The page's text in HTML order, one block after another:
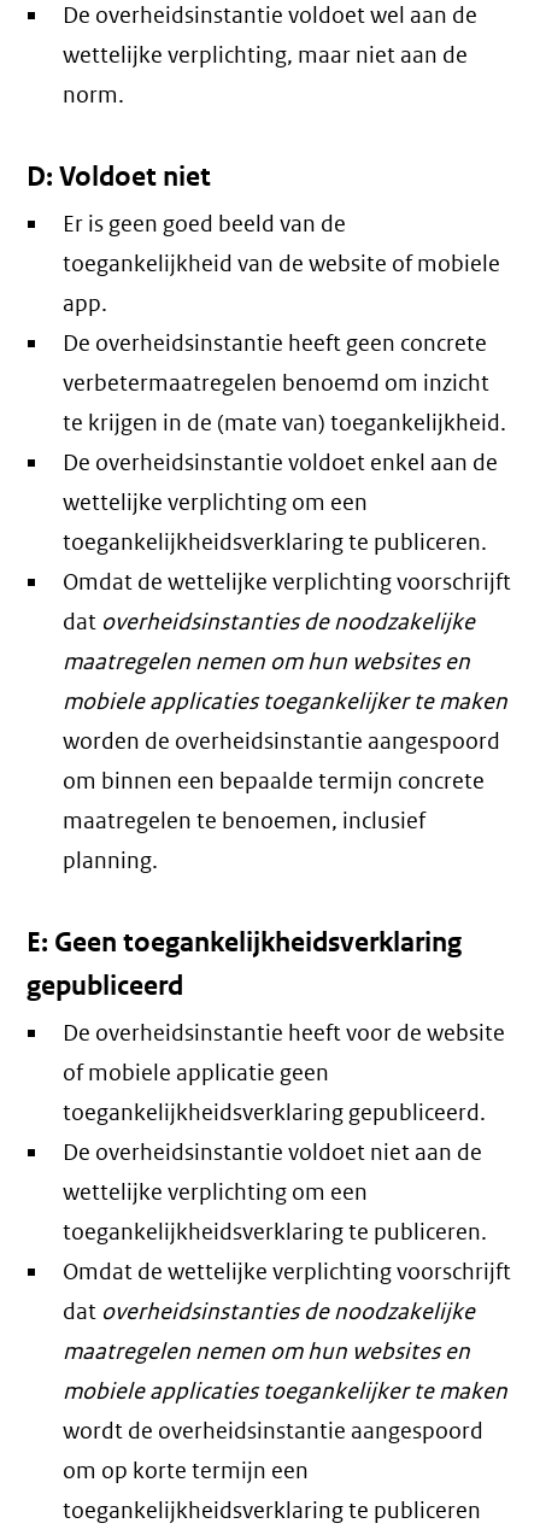
De overheidsinstantie voldoet wel aan de
wettelijke verplichting, maar niet aan de
norm.
D: Voldoet niet
Er is geen goed beeld van de
toegankelijkheid van de website of mobiele
app.
De overheidsinstantie heeft geen concrete
verbetermaatregelen benoemd om inzicht
te krijgen in de (mate van) toegankelijkheid.
De overheidsinstantie voldoet enkel aan de
wettelijke verplichting om een
toegankelijkheidsverklaring te publiceren.
Omdat de wettelijke verplichting voorschrijft
dat overheidsinstanties de noodzakelijke
maatregelen nemen om hun websites en
mobiele applicaties toegankelijker te maken
worden de overheidsinstantie aangespoord
om binnen een bepaalde termijn concrete
maatregelen te benoemen, inclusief
planning.
E: Geen toegankelijkheidsverklaring
gepubliceerd
De overheidsinstantie heeft voor de website
of mobiele applicatie geen
toegankelijkheidsverklaring gepubliceerd.
De overheidsinstantie voldoet niet aan de
wettelijke verplichting om een
toegankelijkheidsverklaring te publiceren.
Omdat de wettelijke verplichting voorschrijft
dat overheidsinstanties de noodzakelijke
maatregelen nemen om hun websites en
mobiele applicaties toegankelijker te maken
wordt de overheidsinstantie aangespoord
om op korte termijn een
toegankelijkheidsverklaring te publiceren